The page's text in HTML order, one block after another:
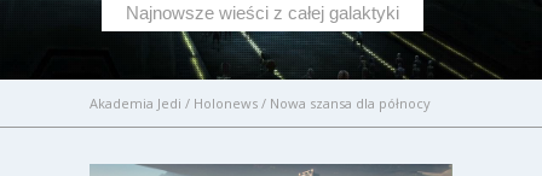
Najnowsze wieści z całej galaktyki
Akademia Jedi / Holonews / Nowa szansa dla północy